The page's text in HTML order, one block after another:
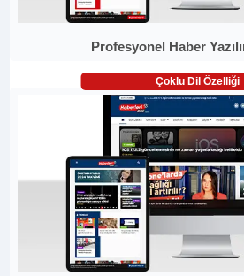
Profesyonel Haber
Çoklu Dil Özelliği